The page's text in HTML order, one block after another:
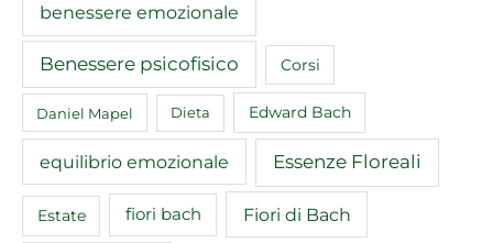
benessere emozionale
Benessere psicofisico Corsi
Daniel Mapel Dieta Edward Bach
equilibrio emozionale Essenze Floreali
Estate fiori bach Fiori di Bach